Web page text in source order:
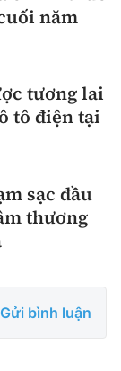
năm
tương lai
tô điện tại
sạc đầu
thương
Gửi bình luận